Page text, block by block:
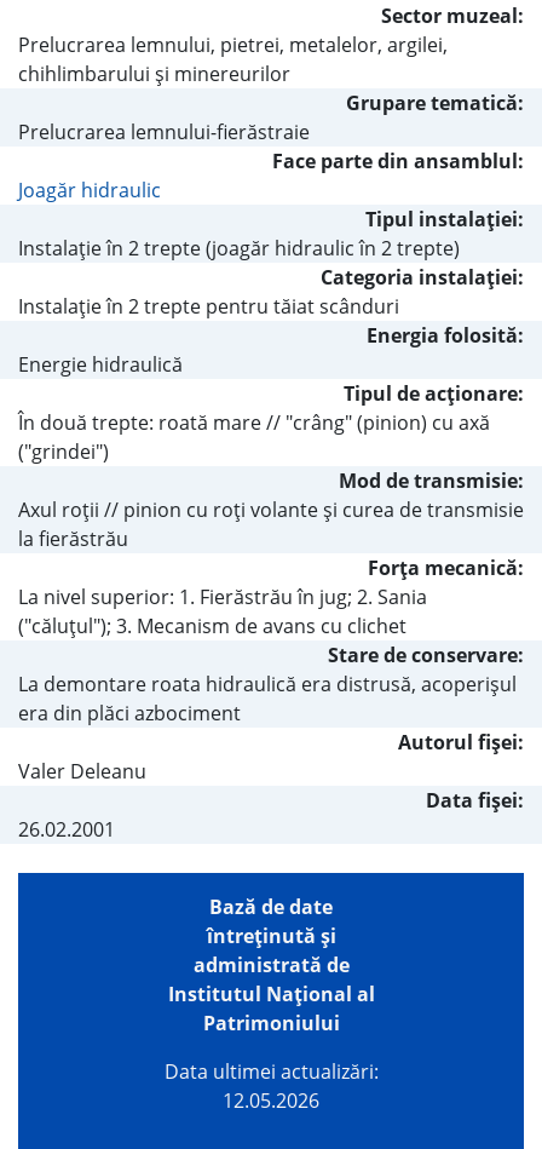
Sector muzeal:
Prelucrarea lemnului, pietrei, metalelor, argilei,
chihlimbarului şi minereurilor
Grupare tematică:
Prelucrarea lemnului-fierăstraie
Face parte din ansamblul:
Joagăr hidraulic
Tipul instalaţiei:
Instalaţie în 2 trepte (joagăr hidraulic în 2 trepte)
Categoria instalaţiei:
Instalaţie în 2 trepte pentru tăiat scânduri
Energia folosită:
Energie hidraulică
Tipul de acţionare:
În două trepte: roată mare // "crâng" (pinion) cu axă
("grindei")
Mod de transmisie:
Axul roţii // pinion cu roţi volante şi curea de transmisie
la fierăstrău
Forţa mecanică:
La nivel superior: 1. Fierăstrău în jug; 2. Sania
("căluţul"); 3. Mecanism de avans cu clichet
Stare de conservare:
La demontare roata hidraulică era distrusă, acoperişul
era din plăci azbociment
Autorul fişei:
Valer Deleanu
Data fișei:
26.02.2001
Bază de date
întreţinută şi
administrată de
Institutul Național al
Patrimoniului
Data ultimei actualizări:
12.05.2026